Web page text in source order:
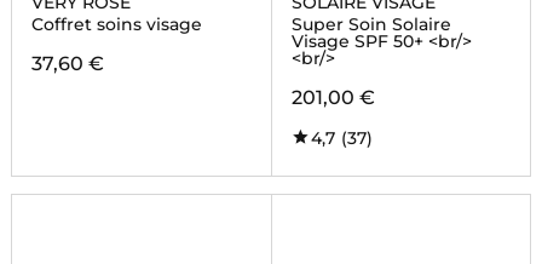
Coffret soins visage
37,60 €
Super Soin Solaire
Visage SPF 50+ <br/>
<br/>
201,00 €
4,7 (37)